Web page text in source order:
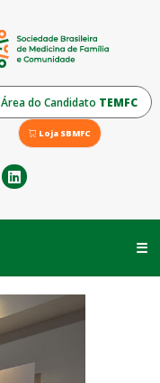
Área do Candidato TEMFC
Loja SBMFC
☰